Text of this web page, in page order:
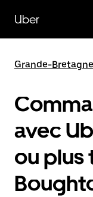
contenu
principal
Uber
Grande-Bretagne
avec
ou plus